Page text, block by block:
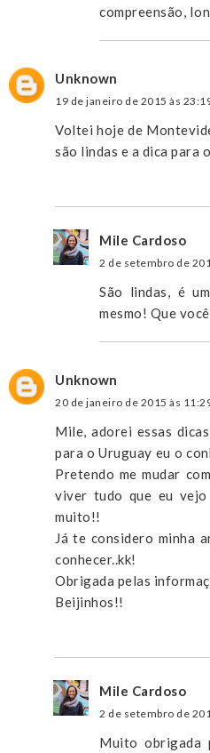
compreensão,
Unknown
19 de janeiro de 2015 às
Voltei hoje de
são lindas e a dica para
Mile Cardoso
2 de setembro de
São lindas, é
mesmo! Que
Unknown
20 de janeiro de 2015 às
Mile, adorei essas
para o Uruguay eu o
Pretendo me mudar
viver tudo que eu vejo
muito!!
Já te considero minha
conhecer..kk!
Obrigada pelas
Beijinhos!!
Mile Cardoso
2 de setembro de
Muito obrigada